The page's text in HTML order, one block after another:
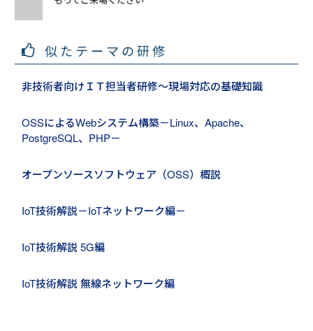
似たテーマの研修
非技術者向けＩＴ担当者研修～現場対応の基礎知識
OSSによるWebシステム構築－Linux、Apache、
PostgreSQL、PHP－
オープンソースソフトウェア（OSS）概説
IoT技術解説－IoTネットワーク編－
IoT技術解説 5G編
IoT技術解説 無線ネットワーク編